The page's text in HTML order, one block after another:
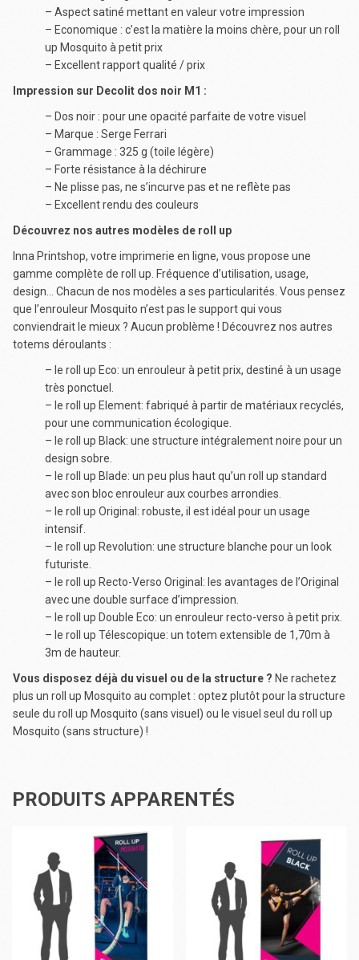
– Aspect satiné mettant en valeur votre impression
– Economique : c’est la matière la moins chère, pour un roll
up Mosquito à petit prix
– Excellent rapport qualité / prix
Impression sur Decolit dos noir M1 :
– Dos noir : pour une opacité parfaite de votre visuel
– Marque : Serge Ferrari
– Grammage : 325 g (toile légère)
– Forte résistance à la déchirure
– Ne plisse pas, ne s’incurve pas et ne reflète pas
– Excellent rendu des couleurs
Découvrez nos autres modèles de roll up
Inna Printshop, votre imprimerie en ligne, vous propose une
gamme complète de roll up. Fréquence d’utilisation, usage,
design… Chacun de nos modèles a ses particularités. Vous pensez
que l’enrouleur Mosquito n’est pas le support qui vous
conviendrait le mieux ? Aucun problème ! Découvrez nos autres
totems déroulants :
– le roll up Eco: un enrouleur à petit prix, destiné à un usage
très ponctuel.
– le roll up Element: fabriqué à partir de matériaux recyclés,
pour une communication écologique.
– le roll up Black: une structure intégralement noire pour un
design sobre.
– le roll up Blade: un peu plus haut qu’un roll up standard
avec son bloc enrouleur aux courbes arrondies.
– le roll up Original: robuste, il est idéal pour un usage
intensif.
– le roll up Revolution: une structure blanche pour un look
futuriste.
– le roll up Recto-Verso Original: les avantages de l’Original
avec une double surface d’impression.
– le roll up Double Eco: un enrouleur recto-verso à petit prix.
– le roll up Télescopique: un totem extensible de 1,70m à
3m de hauteur.
Vous disposez déjà du visuel ou de la structure ? Ne rachetez
plus un roll up Mosquito au complet : optez plutôt pour la structure
seule du roll up Mosquito (sans visuel) ou le visuel seul du roll up
Mosquito (sans structure) !
PRODUITS APPARENTÉS